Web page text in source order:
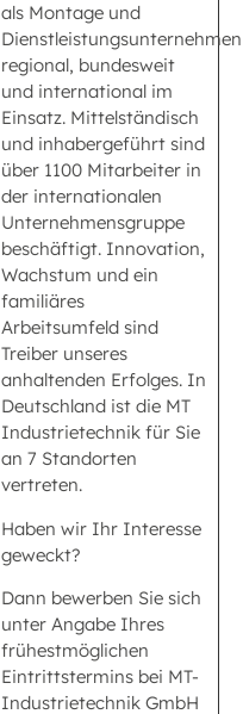
als Montage und
Dienstleistungsunternehmen
regional, bundesweit
und international im
Einsatz. Mittelständisch
und inhabergeführt sind
über 1100 Mitarbeiter in
der internationalen
Unternehmensgruppe
beschäftigt. Innovation,
Wachstum und ein
familiäres
Arbeitsumfeld sind
Treiber unseres
anhaltenden Erfolges. In
Deutschland ist die MT
Industrietechnik für Sie
an 7 Standorten
vertreten.
Haben wir Ihr Interesse
geweckt?
Dann bewerben Sie sich
unter Angabe Ihres
frühestmöglichen
Eintrittstermins bei MT-
Industrietechnik GmbH